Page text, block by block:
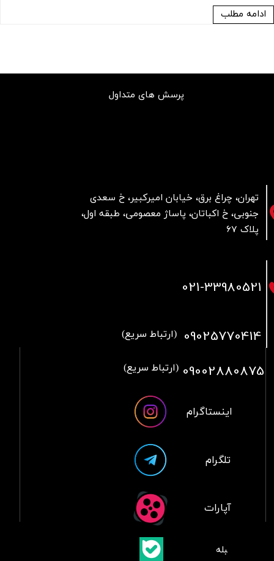
ادامه مطلب
تهران، چراغ برق، خیابان امیرکبیر، خ سعدی
جنوبی، خ اکباتان، پاساژ معصومی، طبقه اول،
پلاک 67
پرسش های متداول
021-33980521
09025770414 (ارتباط سریع)
09002880875 (ارتباط سریع)
آپارات
تلگرام
اینستاگرام
​بلبله​​​​​​​بله